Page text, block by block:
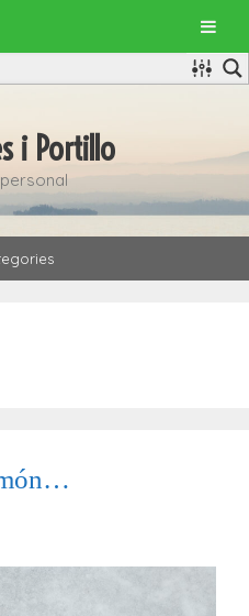
i Portillo